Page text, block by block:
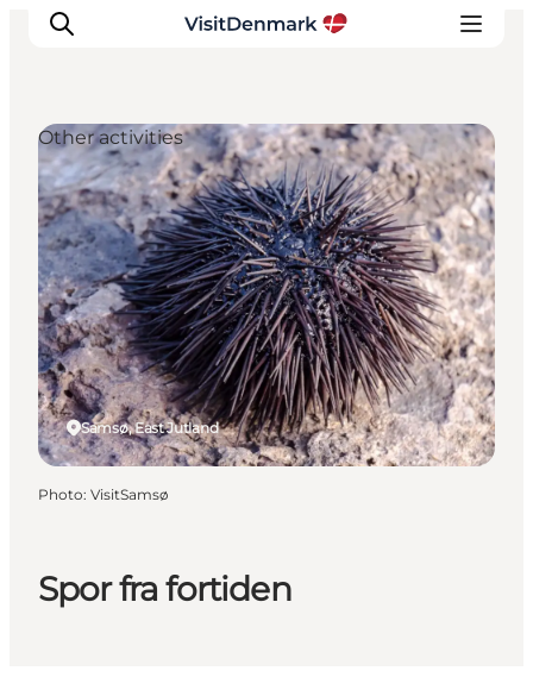
Inspirations
Destinations
Quoi faire
Hébergements
Planifiez votre voyage
Spor fra fortiden
Samsø, East Jutland
Other activities
Photo: VisitSamsø